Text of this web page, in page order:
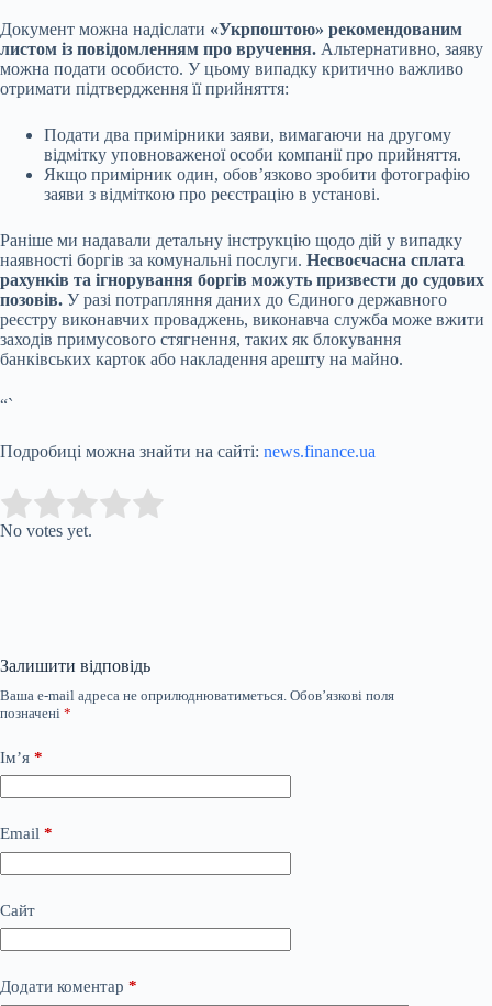
Документ можна надіслати «Укрпоштою» рекомендованим
листом із повідомленням про вручення. Альтернативно, заяву
можна подати особисто. У цьому випадку критично важливо
отримати підтвердження її прийняття:
Подати два примірники заяви, вимагаючи на другому
відмітку уповноваженої особи компанії про прийняття.
Якщо примірник один, обов’язково зробити фотографію
заяви з відміткою про реєстрацію в установі.
Раніше ми надавали детальну інструкцію щодо дій у випадку
наявності боргів за комунальні послуги. Несвоєчасна сплата
рахунків та ігнорування боргів можуть призвести до судових
позовів. У разі потрапляння даних до Єдиного державного
реєстру виконавчих проваджень, виконавча служба може вжити
заходів примусового стягнення, таких як блокування
банківських карток або накладення арешту на майно.
“`
Подробиці можна знайти на сайті: news.finance.ua
Rate this item:
No votes yet.
Залишити відповідь
Ваша e-mail адреса не оприлюднюватиметься. Обов’язкові поля
позначені *
Ім’я *
Email *
Сайт
Додати коментар *